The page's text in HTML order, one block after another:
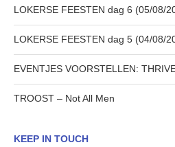
LOKERSE FEESTEN dag 6 (05/08/
LOKERSE FEESTEN dag 5 (04/08/
EVENTJES VOORSTELLEN:
TROOST – Not All Men
KEEP IN TOUCH